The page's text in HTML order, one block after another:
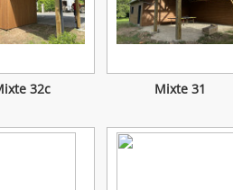
32c Mixte 31